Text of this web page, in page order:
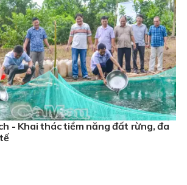
- Khai thác tiềm năng đất rừng, đa